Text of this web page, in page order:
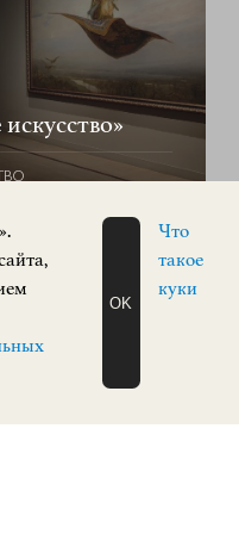
OK
Что
такое
куки